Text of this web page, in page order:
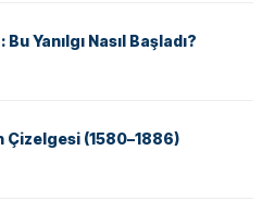
Yanılgı Nasıl Başladı?
Çizelgesi (1580–1886)